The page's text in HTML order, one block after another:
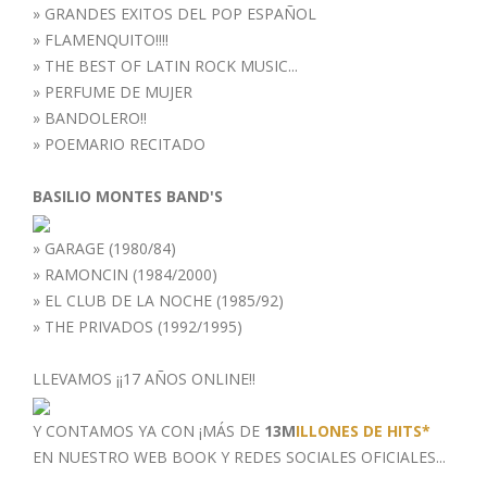
» GRANDES EXITOS DEL POP ESPAÑOL
» FLAMENQUITO!!!!
» THE BEST OF LATIN ROCK MUSIC...
» PERFUME DE MUJER
» BANDOLERO!!
» POEMARIO RECITADO
BASILIO MONTES BAND'S
» GARAGE (1980/84)
» RAMONCIN (1984/2000)
» EL CLUB DE LA NOCHE (1985/92)
» THE PRIVADOS (1992/1995)
LLEVAMOS ¡¡17 AÑOS ONLINE!!
Y CONTAMOS YA CON ¡MÁS DE 13MILLONES DE HITS*
EN NUESTRO WEB BOOK Y REDES SOCIALES OFICIALES...